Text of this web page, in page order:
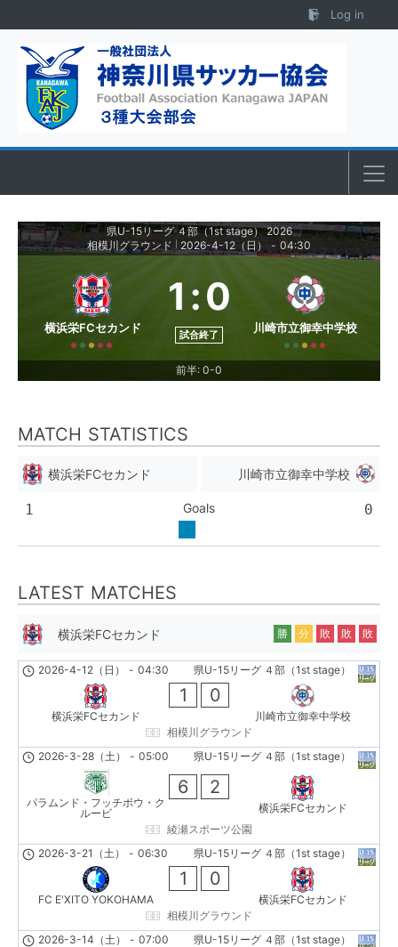
Log in
県U-15リーグ ４部（1st stage） 2026
相模川グラウンド
2026-4-12（日） - 04:30
横浜栄FCセカンド
1 :0
試合終了 川崎市立御幸中学校
前半: 0-0
MATCH STATISTICS
横浜栄FCセカンド 川崎市立御幸中学校
1 Goals 0
LATEST MATCHES
横浜栄FCセカンド 勝 分 敗 敗 敗
県U-15リーグ ４部（1st stage）
2026-4-12（日） - 04:30
横浜栄FCセカンド
1 0
川崎市立御幸中学校
相模川グラウンド
県U-15リーグ ４部（1st stage）
2026-3-28（土） - 05:00
パラムンド・フッチボウ・ク
ルービ
6 2
横浜栄FCセカンド
綾瀬スポーツ公園
県U-15リーグ ４部（1st stage）
2026-3-21（土） - 06:30
FC E'XITO YOKOHAMA
1 0
横浜栄FCセカンド
相模川グラウンド
県U-15リーグ ４部（1st stage）
2026-3-14（土） - 07:00